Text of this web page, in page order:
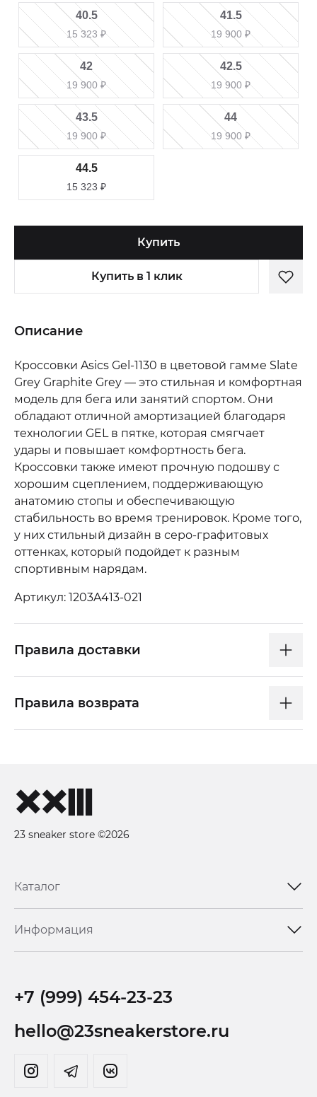
40.5
15 323 ₽
41.5
19 900 ₽
42
19 900 ₽
42.5
19 900 ₽
43.5
19 900 ₽
44
19 900 ₽
44.5
15 323 ₽
Купить
Купить в 1 клик
Описание
Кроссовки Asics Gel-1130 в цветовой гамме Slate
Grey Graphite Grey — это стильная и комфортная
модель для бега или занятий спортом. Они
обладают отличной амортизацией благодаря
технологии GEL в пятке, которая смягчает
удары и повышает комфортность бега.
Кроссовки также имеют прочную подошву с
хорошим сцеплением, поддерживающую
анатомию стопы и обеспечивающую
стабильность во время тренировок. Кроме того,
у них стильный дизайн в серо-графитовых
оттенках, который подойдет к разным
спортивным нарядам.
Артикул: 1203A413-021
Правила доставки
Правила возврата
23 sneaker store ©2026
Каталог
Информация
+7 (999) 454-23-23
hello@23sneakerstore.ru